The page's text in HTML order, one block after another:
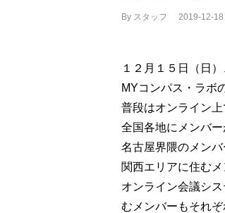
By スタッフ 2019-12-18
１２月１５日（日）
MYコンパス・ラボ
普段はオンライン上
全国各地にメンバ
名古屋界隈のメンバ
関西エリアに住む
オンライン会議シ
むメンバーもそれ